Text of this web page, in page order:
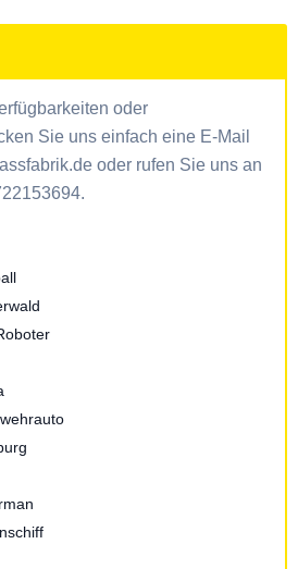
oder
Sie uns einfach eine E-Mail
oder rufen Sie uns an